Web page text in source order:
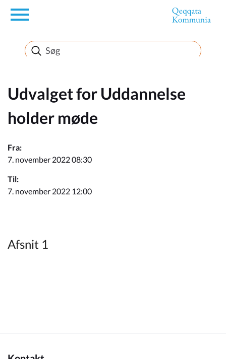
en
Borger
Erhverv
Politik
Turisme
Selvbetjening
Udvalget for Uddannelse
holder møde
Fra:
7. november 2022 08:30
Til:
7. november 2022 12:00
Afsnit 1